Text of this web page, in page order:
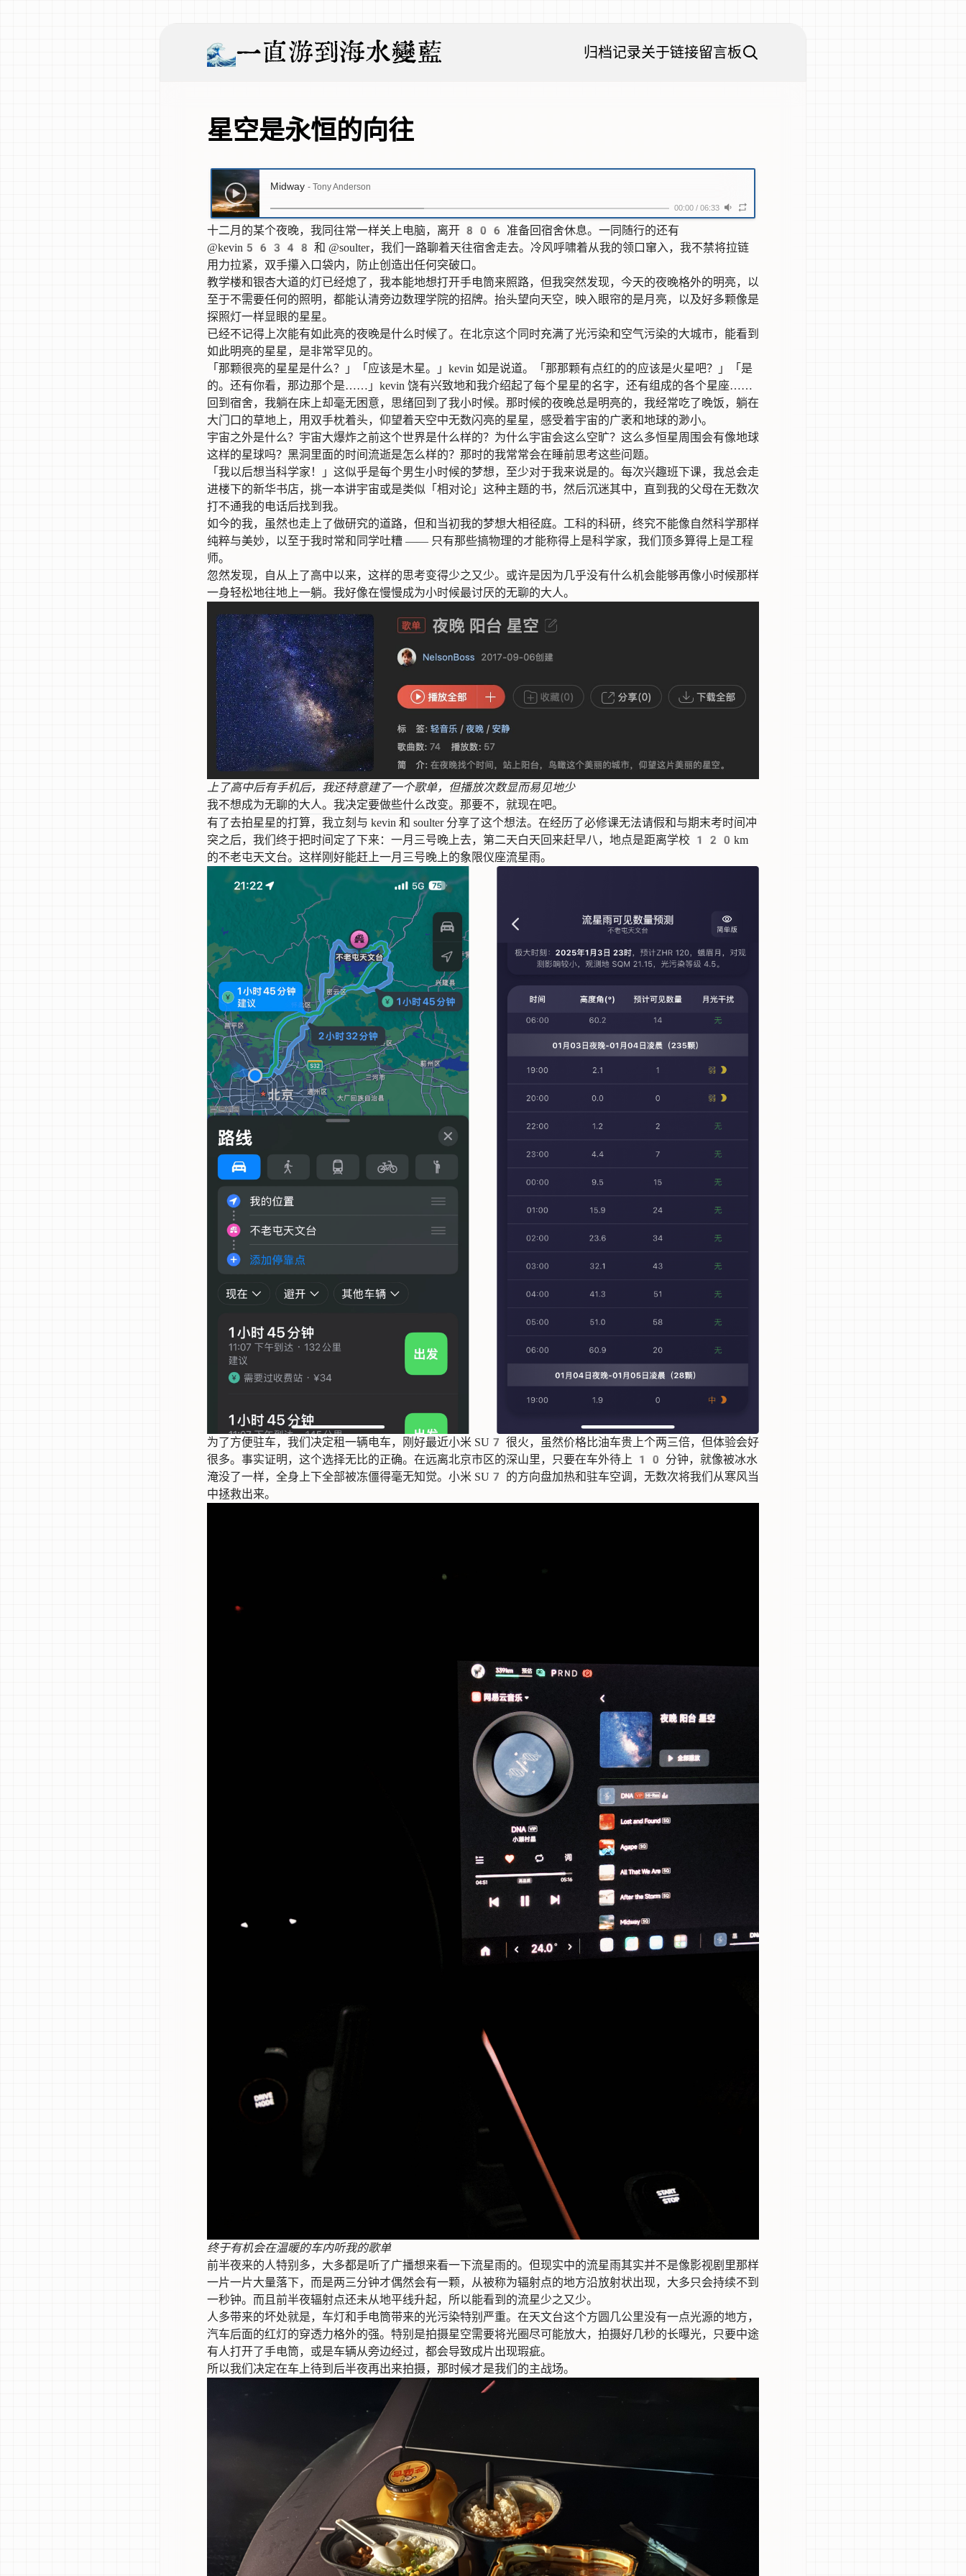
一直游到海水變藍 归档记录关于链接留言板
星空是永恒的向往
Midway - Tony Anderson
00:00 / 06:33
十二月的某个夜晚，我同往常一样关上电脑，离开 806 准备回宿舍休息。一同随行的还有
@kevin56348 和 @soulter，我们一路聊着天往宿舍走去。冷风呼啸着从我的领口窜入，我不禁将拉链
用力拉紧，双手攥入口袋内，防止创造出任何突破口。
教学楼和银杏大道的灯已经熄了，我本能地想打开手电筒来照路，但我突然发现，今天的夜晚格外的明亮，以
至于不需要任何的照明，都能认清旁边数理学院的招牌。抬头望向天空，映入眼帘的是月亮，以及好多颗像是
探照灯一样显眼的星星。
已经不记得上次能有如此亮的夜晚是什么时候了。在北京这个同时充满了光污染和空气污染的大城市，能看到
如此明亮的星星，是非常罕见的。
「那颗很亮的星星是什么？」「应该是木星。」kevin 如是说道。「那那颗有点红的的应该是火星吧？」「是
的。还有你看，那边那个是……」kevin 饶有兴致地和我介绍起了每个星星的名字，还有组成的各个星座……
回到宿舍，我躺在床上却毫无困意，思绪回到了我小时候。那时候的夜晚总是明亮的，我经常吃了晚饭，躺在
大门口的草地上，用双手枕着头，仰望着天空中无数闪亮的星星，感受着宇宙的广袤和地球的渺小。
宇宙之外是什么？宇宙大爆炸之前这个世界是什么样的？为什么宇宙会这么空旷？这么多恒星周围会有像地球
这样的星球吗？黑洞里面的时间流逝是怎么样的？那时的我常常会在睡前思考这些问题。
「我以后想当科学家！」这似乎是每个男生小时候的梦想，至少对于我来说是的。每次兴趣班下课，我总会走
进楼下的新华书店，挑一本讲宇宙或是类似「相对论」这种主题的书，然后沉迷其中，直到我的父母在无数次
打不通我的电话后找到我。
如今的我，虽然也走上了做研究的道路，但和当初我的梦想大相径庭。工科的科研，终究不能像自然科学那样
纯粹与美妙，以至于我时常和同学吐糟 —— 只有那些搞物理的才能称得上是科学家，我们顶多算得上是工程
师。
忽然发现，自从上了高中以来，这样的思考变得少之又少。或许是因为几乎没有什么机会能够再像小时候那样
一身轻松地往地上一躺。我好像在慢慢成为小时候最讨厌的无聊的大人。
上了高中后有手机后，我还特意建了一个歌单，但播放次数显而易见地少
我不想成为无聊的大人。我决定要做些什么改变。那要不，就现在吧。
有了去拍星星的打算，我立刻与 kevin 和 soulter 分享了这个想法。在经历了必修课无法请假和与期末考时间冲
突之后，我们终于把时间定了下来：一月三号晚上去，第二天白天回来赶早八，地点是距离学校 120km
的不老屯天文台。这样刚好能赶上一月三号晚上的象限仪座流星雨。
为了方便驻车，我们决定租一辆电车，刚好最近小米 SU7 很火，虽然价格比油车贵上个两三倍，但体验会好
很多。事实证明，这个选择无比的正确。在远离北京市区的深山里，只要在车外待上 10 分钟，就像被冰水
淹没了一样，全身上下全部被冻僵得毫无知觉。小米 SU7 的方向盘加热和驻车空调，无数次将我们从寒风当
中拯救出来。
终于有机会在温暖的车内听我的歌单
前半夜来的人特别多，大多都是听了广播想来看一下流星雨的。但现实中的流星雨其实并不是像影视剧里那样
一片一片大量落下，而是两三分钟才偶然会有一颗，从被称为辐射点的地方沿放射状出现，大多只会持续不到
一秒钟。而且前半夜辐射点还未从地平线升起，所以能看到的流星少之又少。
人多带来的坏处就是，车灯和手电筒带来的光污染特别严重。在天文台这个方圆几公里没有一点光源的地方，
汽车后面的红灯的穿透力格外的强。特别是拍摄星空需要将光圈尽可能放大，拍摄好几秒的长曝光，只要中途
有人打开了手电筒，或是车辆从旁边经过，都会导致成片出现瑕疵。
所以我们决定在车上待到后半夜再出来拍摄，那时候才是我们的主战场。